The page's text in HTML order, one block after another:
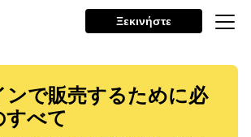
Ξεκινήστε
ンで販売するために必
すべて